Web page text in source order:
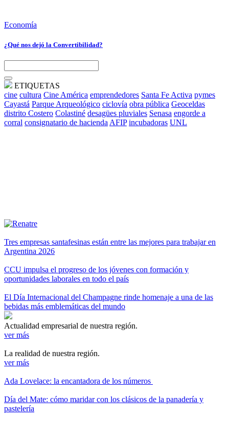
Economía
¿Qué nos dejó la Convertibilidad?
ETIQUETAS
cine cultura Cine América emprendedores Santa Fe Activa pymes
Cayastá Parque Arqueológico ciclovía obra pública Geoceldas
distrito Costero Colastiné desagües pluviales Senasa engorde a
corral consignatario de hacienda AFIP incubadoras UNL
Tres empresas santafesinas están entre las mejores para trabajar en
Argentina 2026
CCU impulsa el progreso de los jóvenes con formación y
oportunidades laborales en todo el país
El Día Internacional del Champagne rinde homenaje a una de las
bebidas más emblemáticas del mundo
Actualidad empresarial de nuestra región.
ver más
La realidad de nuestra región.
ver más
Ada Lovelace: la encantadora de los números
Día del Mate: cómo maridar con los clásicos de la panadería y
pastelería